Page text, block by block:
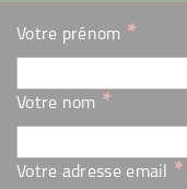
Votre prénom *
Votre nom *
Votre adresse email *